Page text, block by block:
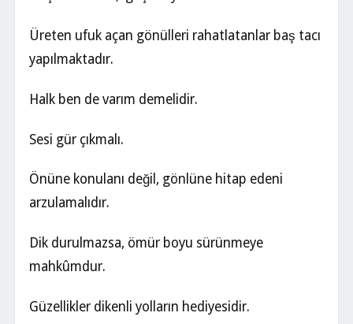
Üreten ufuk açan gönülleri rahatlatanlar baş tacı
yapılmaktadır.
Halk ben de varım demelidir.
Sesi gür çıkmalı.
Önüne konulanı değil, gönlüne hitap edeni
arzulamalıdır.
Dik durulmazsa, ömür boyu sürünmeye
mahkûmdur.
Güzellikler dikenli yolların hediyesidir.